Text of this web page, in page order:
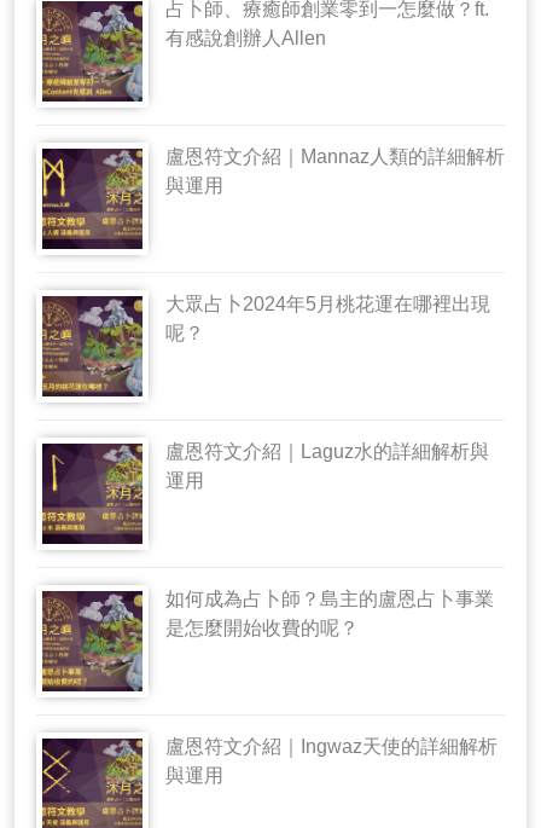
占卜師、療癒師創業零到一怎麼做？ft.
有感說創辦人Allen
盧恩符文介紹｜Mannaz人類的詳細解析
與運用
大眾占卜2024年5月桃花運在哪裡出現
呢？
盧恩符文介紹｜Laguz水的詳細解析與
運用
如何成為占卜師？島主的盧恩占卜事業
是怎麼開始收費的呢？
盧恩符文介紹｜Ingwaz天使的詳細解析
與運用